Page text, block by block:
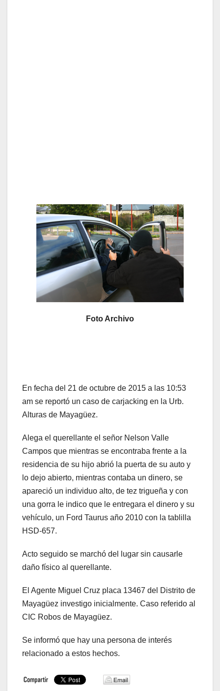
Foto Archivo
En fecha del 21 de octubre de 2015 a las 10:53
am se reportó un caso de carjacking en la Urb.
Alturas de Mayagüez.
Alega el querellante el señor Nelson Valle
Campos que mientras se encontraba frente a la
residencia de su hijo abrió la puerta de su auto y
lo dejo abierto, mientras contaba un dinero, se
apareció un individuo alto, de tez trigueña y con
una gorra le indico que le entregara el dinero y su
vehículo, un Ford Taurus año 2010 con la tablilla
HSD-657.
Acto seguido se marchó del lugar sin causarle
daño físico al querellante.
El Agente Miguel Cruz placa 13467 del Distrito de
Mayagüez investigo inicialmente. Caso referido al
CIC Robos de Mayagüez.
Se informó que hay una persona de interés
relacionado a estos hechos.